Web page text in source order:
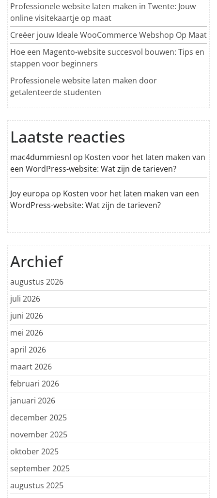
Professionele website laten maken in Twente: Jouw
online visitekaartje op maat
Creëer jouw Ideale WooCommerce Webshop Op Maat
Hoe een Magento-website succesvol bouwen: Tips en
stappen voor beginners
Professionele website laten maken door
getalenteerde studenten
Laatste reacties
mac4dummiesnl op Kosten voor het laten maken van
een WordPress-website: Wat zijn de tarieven?
Joy europa op Kosten voor het laten maken van een
WordPress-website: Wat zijn de tarieven?
Archief
augustus 2026
juli 2026
juni 2026
mei 2026
april 2026
maart 2026
februari 2026
januari 2026
december 2025
november 2025
oktober 2025
september 2025
augustus 2025